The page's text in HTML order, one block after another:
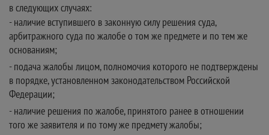
в следующих случаях:
- наличие вступившего в законную силу решения суда,
арбитражного суда по жалобе о том же предмете и по тем же
основаниям;
- подача жалобы лицом, полномочия которого не подтверждены
в порядке, установленном законодательством Российской
Федерации;
- наличие решения по жалобе, принятого ранее в отношении
того же заявителя и по тому же предмету жалобы;